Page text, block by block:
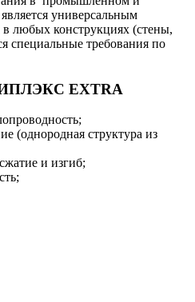
универсальным
любых конструкциях (стены,
специальные требования по
EXTRA
(однородная структура из
и изгиб;